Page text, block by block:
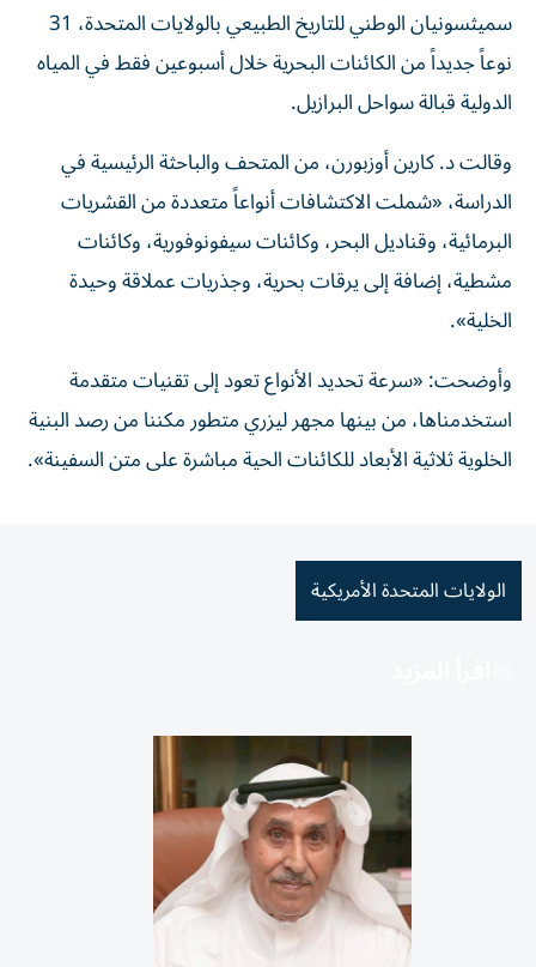
سميثسونيان الوطني للتاريخ الطبيعي بالولايات المتحدة، 31
نوعاً جديداً من الكائنات البحرية خلال أسبوعين فقط في المياه
الدولية قبالة سواحل البرازيل.
وقالت د. كارين أوزبورن، من المتحف والباحثة الرئيسية في
الدراسة، «شملت الاكتشافات أنواعاً متعددة من القشريات
البرمائية، وقناديل البحر، وكائنات سيفونوفورية، وكائنات
مشطية، إضافة إلى يرقات بحرية، وجذريات عملاقة وحيدة
الخلية».
وأوضحت: «سرعة تحديد الأنواع تعود إلى تقنيات متقدمة
استخدمناها، من بينها مجهر ليزري متطور مكننا من رصد البنية
الخلوية ثلاثية الأبعاد للكائنات الحية مباشرة على متن السفينة».
الولايات المتحدة الأمريكية